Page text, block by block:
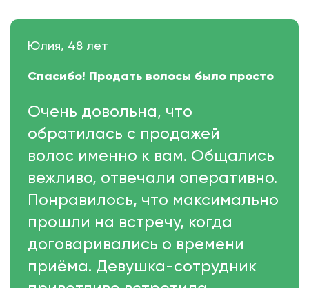
Юлия, 48 лет
Спасибо! Продать волосы было просто
Очень довольна, что
обратилась с продажей
волос именно к вам. Общались
вежливо, отвечали оперативно.
Понравилось, что максимально
прошли на встречу, когда
договаривались о времени
приёма. Девушка-сотрудник